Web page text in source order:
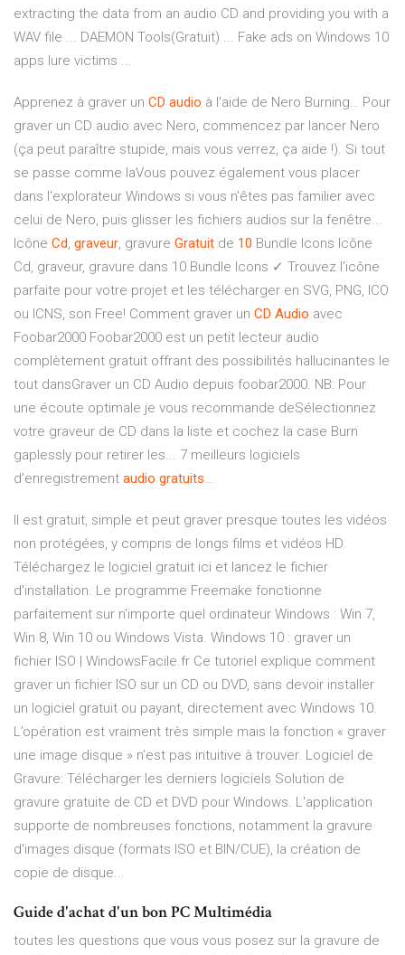
extracting the data from an audio CD and providing you with a
WAV file ... DAEMON Tools(Gratuit) ... Fake ads on Windows 10
apps lure victims ...
Apprenez à graver un CD audio à l'aide de Nero Burning… Pour
graver un CD audio avec Nero, commencez par lancer Nero
(ça peut paraître stupide, mais vous verrez, ça aide !). Si tout
se passe comme laVous pouvez également vous placer
dans l'explorateur Windows si vous n'êtes pas familier avec
celui de Nero, puis glisser les fichiers audios sur la fenêtre...
Icône Cd, graveur, gravure Gratuit de 10 Bundle Icons Icône
Cd, graveur, gravure dans 10 Bundle Icons ✓ Trouvez l'icône
parfaite pour votre projet et les télécharger en SVG, PNG, ICO
ou ICNS, son Free! Comment graver un CD Audio avec
Foobar2000 Foobar2000 est un petit lecteur audio
complètement gratuit offrant des possibilités hallucinantes le
tout dansGraver un CD Audio depuis foobar2000. NB: Pour
une écoute optimale je vous recommande deSélectionnez
votre graveur de CD dans la liste et cochez la case Burn
gaplessly pour retirer les... 7 meilleurs logiciels
d’enregistrement audio gratuits…
Il est gratuit, simple et peut graver presque toutes les vidéos
non protégées, y compris de longs films et vidéos HD.
Téléchargez le logiciel gratuit ici et lancez le fichier
d'installation. Le programme Freemake fonctionne
parfaitement sur n'importe quel ordinateur Windows : Win 7,
Win 8, Win 10 ou Windows Vista. Windows 10 : graver un
fichier ISO | WindowsFacile.fr Ce tutoriel explique comment
graver un fichier ISO sur un CD ou DVD, sans devoir installer
un logiciel gratuit ou payant, directement avec Windows 10.
L’opération est vraiment très simple mais la fonction « graver
une image disque » n’est pas intuitive à trouver. Logiciel de
Gravure: Télécharger les derniers logiciels Solution de
gravure gratuite de CD et DVD pour Windows. L'application
supporte de nombreuses fonctions, notamment la gravure
d'images disque (formats ISO et BIN/CUE), la création de
copie de disque...
Guide d'achat d'un bon PC Multimédia
toutes les questions que vous vous posez sur la gravure de